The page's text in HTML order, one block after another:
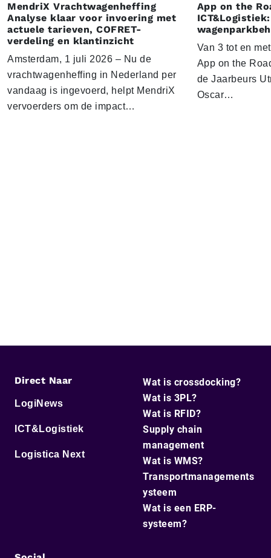
MendriX Vrachtwagenheffing
Analyse klaar voor invoering met
actuele tarieven, COFRET-
verdeling en klantinzicht
Amsterdam, 1 juli 2026 – Nu de
vrachtwagenheffing in Nederland per
vandaag is ingevoerd, helpt MendriX
vervoerders om de impact…
App on the
Van 3 tot en
App on the
de Jaarbeurs
Oscar…
Direct Naar
LogiNews
ICT&Logistiek
Logistica Next
Wat is crossdocking?
Wat is 3PL?
Wat is RFID?
Supply chain
management
Wat is WMS?
Transportmanagements
ysteem
Wat is een ERP-
systeem?